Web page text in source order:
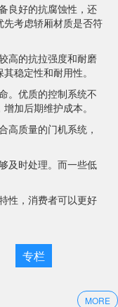
良好的抗腐蚀性，还
考虑轿厢材质是否符
高的抗拉强度和耐磨
稳定性和耐用性。
。优质的控制系统不
加后期维护成本。
高质量的门机系统，
及时处理。而一些低
性，消费者可以更好
专栏
MORE